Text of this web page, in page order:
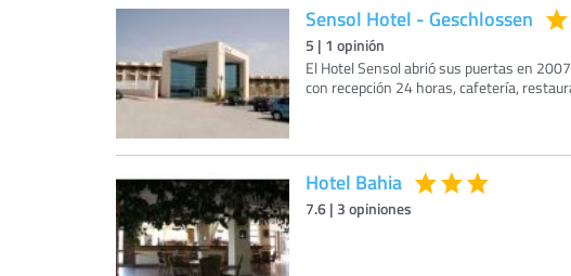
Sensol Hotel - Geschlossen
5 | 1 opinión
El Hotel Sensol abrió sus puertas en
con recepción 24 horas, cafetería,
Hotel Bahia
7.6 | 3 opiniones